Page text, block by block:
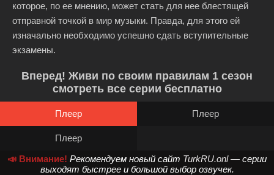
которое, по ее мнению, может стать для нее блестящей
отправной точкой в мир музыки. Правда, для этого ей
изначально необходимо успешно сдать вступительные
экзамены.
Вперед! Живи по своим правилам 1 сезон
смотреть все серии бесплатно
Плеер Плеер
Плеер
📣 Внимание! Рекомендуем новый сайт TurkRU.onl— серии
выходят быстрее и большой выбор озвучек.